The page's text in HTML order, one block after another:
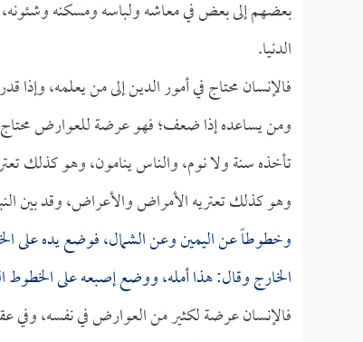
بعضهم إلى بعض في معاشه ولباسه ومسكنه
الدنيا.
فالإنسان محتاج في أمور الدين إلى من يعلمه،
ومن يساعده إذا ضعف؛ فهو عرضة للعوارض محتاج إلى
تأخذه سنة ولا نوم، والناس ينامون، وهو كذلك
وهو كذلك تعتريه الأمراض والأعراض، وقد بين
وخطوطاً عن اليمين وعن الشمال، فوضع يده على
الخارج وقال: هذا أمله، ووضع إصبعه على
فالإنسان عرضة لكثير من العوارض في نفسه، وفي